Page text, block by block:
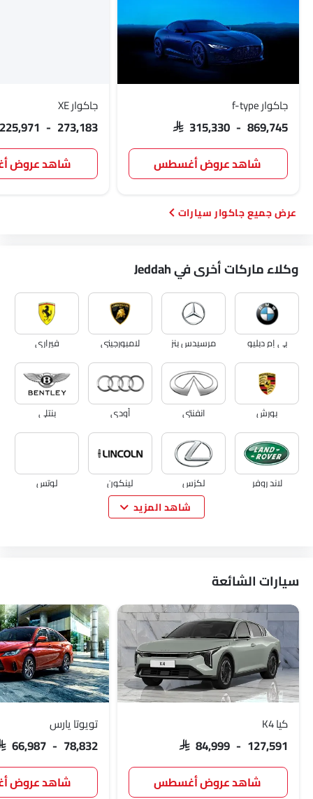
جاكوار f-type
SAR 315,330 - 869,745
شاهد عروض أغسطس
جاكوار XE
225,971 - 273,183
شاهد عروض
جاكوار سيارات
وكلاء ماركات أخرى في Jeddah
بي إم دبليو مرسيدس بنز لامبورجيني فيراري
بورش انفنتي أودي بنتلي
لاند روفر لكزس لينكون لوتس
أبارث بورجوارد هافال VGV
لوسيد بي واي دي تانك جيتور
GWM سوإست أومودا
شاهد المزيد
سيارات الشائعة
كيا K4
SAR 84,999 - 127,591
شاهد عروض أغسطس
تويوتا يارس
66,987 - 78,832
شاهد عروض